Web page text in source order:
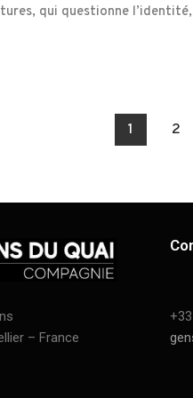
qui questionne
1 2
– France